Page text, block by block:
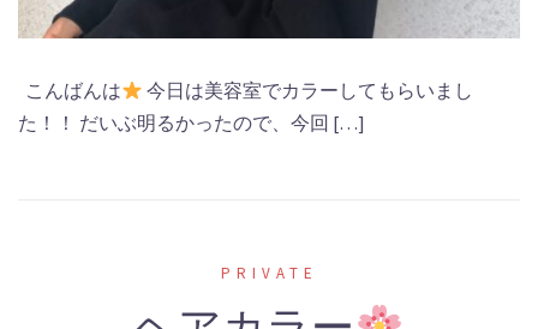
こんばんは
今日は美容室でカラーしてもらいまし
た！！ だいぶ明るかったので、今回 […]
PRIVATE